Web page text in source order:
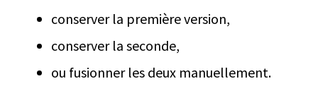
conserver la première version,
conserver la seconde,
ou fusionner les deux manuellement.